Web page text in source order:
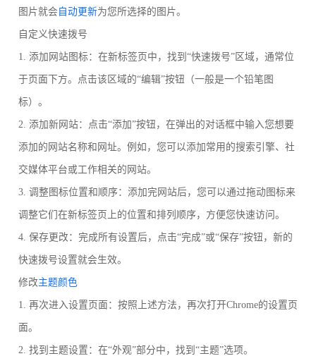
图片就会 自动更新为您所选择的图片。
自定义快速拨号
1. 添加网站图标：在新标签页中，找到“快速拨号”区域，通常位
于页面下方。点击该区域的“编辑”按钮（一般是一个铅笔图
标）。
2. 添加新网站：点击“添加”按钮，在弹出的对话框中输入您想要
添加的网站名称和网址。例如，您可以添加常用的搜索引擎、社
交媒体平台或工作相关的网站。
3. 调整图标位置和顺序：添加完网站后，您可以通过拖动图标来
调整它们在新标签页上的位置和排列顺序，方便您快速访问。
4. 保存更改：完成所有设置后，点击“完成”或“保存”按钮，新的
快速拨号设置就会生效。
修改主题颜色
1. 再次进入设置页面：按照上述方法，再次打开Chrome的设置页
面。
2. 找到主题设置：在“外观”部分中，找到“主题”选项。